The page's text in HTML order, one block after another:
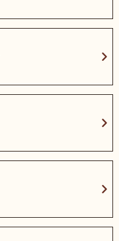
chevron_right
chevron_right
chevron_right